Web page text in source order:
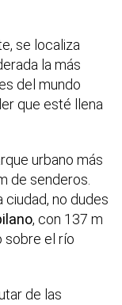
se localiza
la más
del mundo
que esté llena
urbano más
de senderos.
ciudad, no dudes
, con 137 m
sobre el río
de las